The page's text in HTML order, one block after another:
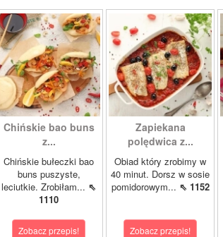
Chińskie bao buns
z...
Chińskie bułeczki bao
buns puszyste,
leciutkie. Zrobiłam... ⇖
1110
Zobacz przepis!
Zapiekana
polędwica z...
Obiad który zrobimy w
40 minut. Dorsz w sosie
pomidorowym... ⇖ 1152
Zobacz przepis!